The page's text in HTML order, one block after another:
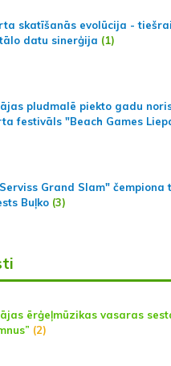
skatīšanās evolūcija -
datu sinerģija (1)
pludmalē piekto gadu
festivāls "Beach Games
Grand Slam" čempiona
Buļko (3)
ērģeļmūzikas vasaras
(2)